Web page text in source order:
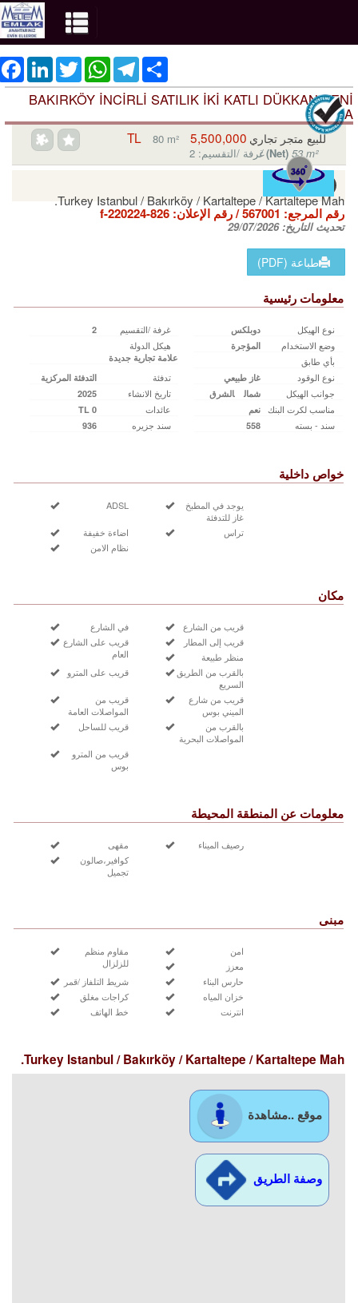
LinkedIn TwitterWhatsAppTelegram Share
BAKIRKÖY İNCİRLİ SATILIK İKİ KATLI DÜKKAN YENİ
BİNA
للبيع متجر تجاري 5,500,000 TL
80 m²
/(Net) 53 m² غرفة /التقسيم: 2
Turkey Istanbul / Bakırköy/ Kartaltepe/ Kartaltepe Mah.
رقم المرجع: 567001/ رقم الإعلان: f-220224-826
تحديث التاريخ:29/07/2026
طباعة (PDF)
معلومات رئيسية
غرفة /التقسيم 2 نوع الهيكل دوبلكس
هيكل الدولة
علامة تجارية جديدة
وضع الاستخدام المؤجرة
بأي طابق
تدفئة
التدفئة المركزية نوع الوقود غاز طبيعي
تاريخ الانشاء 2025 جوانب الهيكل شمال الشرق
عائدات 0 TL مناسب لكرت البنك نعم
سند جزیره 936 سند - بسته 558
خواص داخلية
ADSL
يوجد في المطبخ
غاز للتدفئة
اضاءة خفيفة
تراس
نظام الامن
مكان
في الشارع
قريب من الشارع
قريب على الشارع
العام
قريب إلى المطار
منظر طبيعة
قريب على المترو
بالقرب من الطريق
السريع
قريب من
المواصلات العامة
قريب من شارع
الميني بوس
قريب للساحل
بالقرب من
المواصلات البحرية
قريب من المترو
بوس
معلومات عن المنطقة المحيطة
مقهى
رصيف الميناء
كوافير،صالون
تجميل
مبنى
مقاوم منظم
للزلزال
امن
معزز
شريط التلفاز /قمر
حارس البناء
كراجات مغلق
خزان المياه
خط الهاتف
انترنت
Turkey Istanbul / Bakırköy/ Kartaltepe / Kartaltepe Mah.
موقع ..مشاهدة
وصفة الطريق